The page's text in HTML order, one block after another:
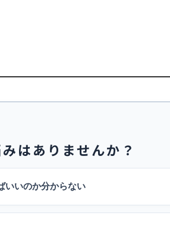
はありませんか？
いいのか分からない